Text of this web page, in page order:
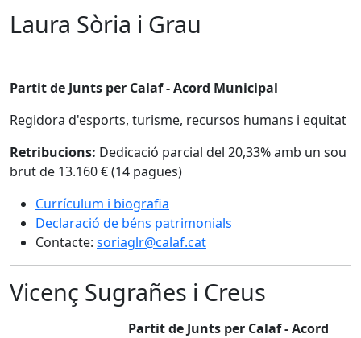
Laura Sòria i Grau
Partit de Junts per Calaf - Acord Municipal
Regidora d'esports, turisme, recursos humans i equitat
Retribucions: Dedicació parcial del 20,33% amb un sou
brut de 13.160 € (14 pagues)
Currículum i biografia
Declaració de béns patrimonials
Contacte: soriaglr@calaf.cat
Vicenç Sugrañes i Creus
Partit de Junts per Calaf - Acord